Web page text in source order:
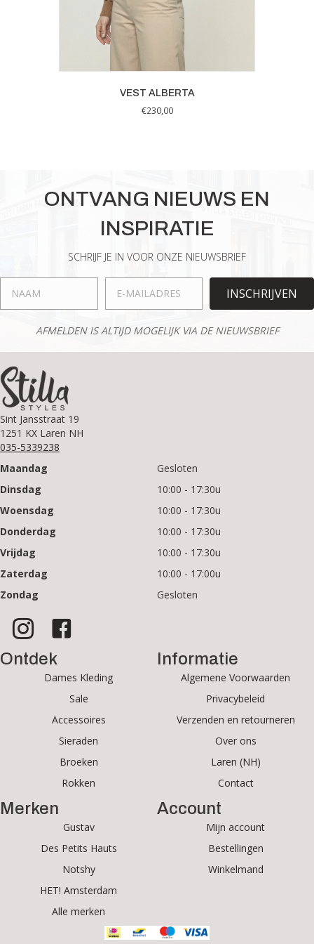
VEST ALBERTA
€230,00
Deze
kan
gekozen
worden
de
productpagina
ONTVANG NIEUWS EN
INSPIRATIE
SCHRIJF JE IN VOOR ONZE NIEUWSBRIEF
INSCHRIJVEN
AFMELDEN IS ALTIJD MOGELIJK VIA DE NIEUWSBRIEF
Sint Jansstraat 19
1251 KX Laren NH
035-5339238
Maandag
Gesloten
Dinsdag
10:00 - 17:30u
Woensdag
10:00 - 17:30u
Donderdag
10:00 - 17:30u
Vrijdag
10:00 - 17:30u
Zaterdag
10:00 - 17:00u
Zondag
Gesloten
Ontdek
Dames Kleding
Sale
Accessoires
Sieraden
Broeken
Rokken
Merken
Gustav
Des Petits Hauts
Notshy
HET! Amsterdam
Alle merken
Informatie
Algemene Voorwaarden
Privacybeleid
Verzenden en retourneren
Over ons
Laren (NH)
Contact
Account
Mijn account
Bestellingen
Winkelmand